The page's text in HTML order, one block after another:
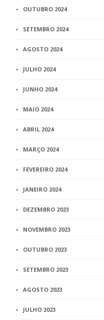
OUTUBRO 2024
SETEMBRO 2024
AGOSTO 2024
JULHO 2024
JUNHO 2024
MAIO 2024
ABRIL 2024
MARÇO 2024
FEVEREIRO 2024
JANEIRO 2024
DEZEMBRO 2023
NOVEMBRO 2023
OUTUBRO 2023
SETEMBRO 2023
AGOSTO 2023
JULHO 2023